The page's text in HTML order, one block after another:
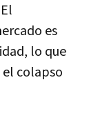
es
lo que
colapso